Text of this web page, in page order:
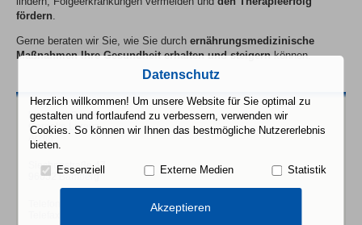
Hausarzt-Praxis
Cornelia Lorenz
Ärztin
Siechenstraße 47
96052 Bamberg
fördern.
Gerne beraten wir Sie, wie Sie durch ernährungsmedizinische
Maßnahmen Ihre Gesundheit erhalten und steigernkönnen.
Datenschutz
Herzlich willkommen! Um unsere Website für Sie optimal zu
gestalten und fortlaufend zu verbessern, verwenden wir
Cookies. So können wir Ihnen das bestmögliche Nutzererlebnis
bieten.
Essenziell Externe Medien Statistik
Akzeptieren